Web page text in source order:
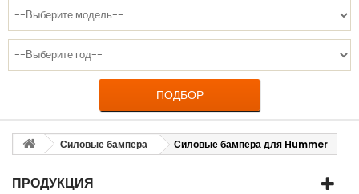
ПОДБОР
Силовые бампера Силовые бампера для Hummer
ПРОДУКЦИЯ